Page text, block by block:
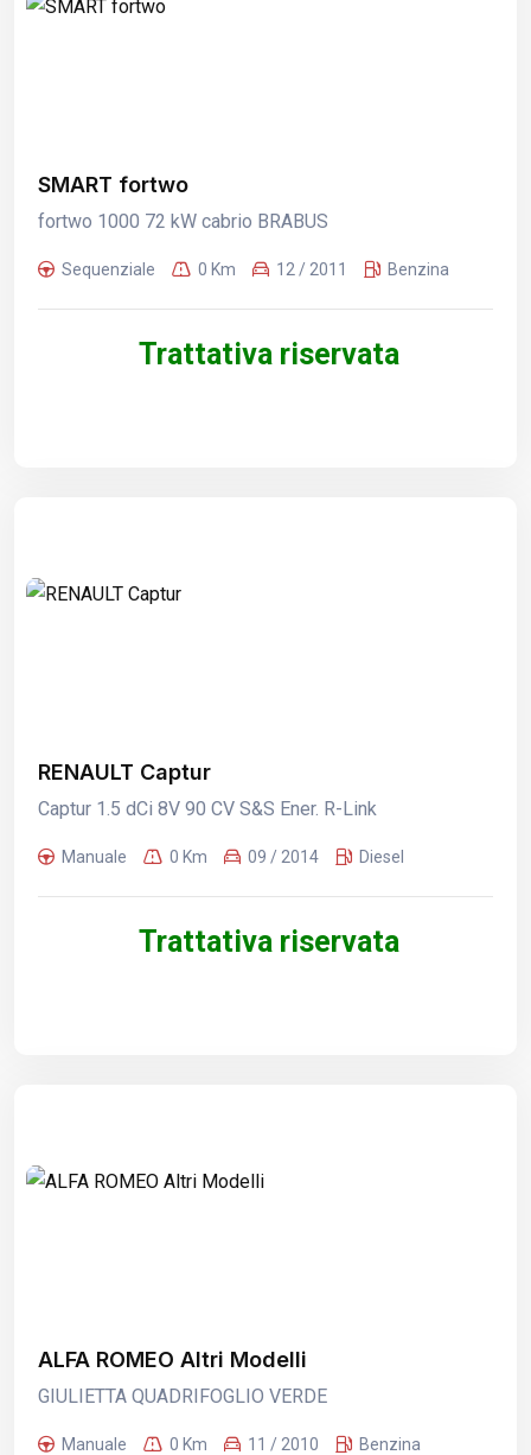
SMART fortwo
fortwo 1000 72 kW cabrio BRABUS
Sequenziale 0 Km 12 / 2011 Benzina
Trattativa riservata
RENAULT Captur
Captur 1.5 dCi 8V 90 CV S&S Ener. R-Link
Manuale 0 Km 09 / 2014 Diesel
Trattativa riservata
ALFA ROMEO Altri Modelli
GIULIETTA QUADRIFOGLIO VERDE
Manuale 0 Km 11 / 2010 Benzina